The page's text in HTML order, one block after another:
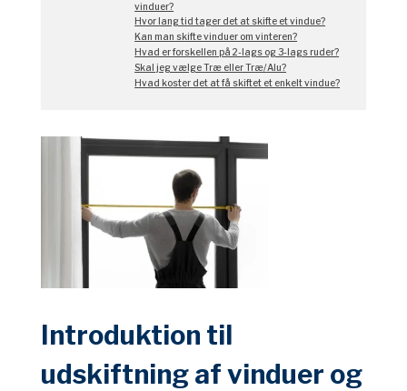
vinduer?
Hvor lang tid tager det at skifte et vindue?
Kan man skifte vinduer om vinteren?
Hvad er forskellen på 2-lags og 3-lags ruder?
Skal jeg vælge Træ eller Træ/Alu?
Hvad koster det at få skiftet et enkelt vindue?
Introduktion til
udskiftning af vinduer og